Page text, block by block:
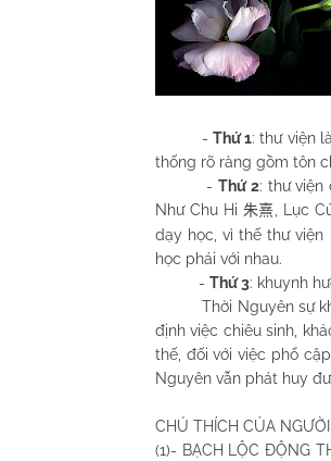
- Thứ 1: thư viện
thống rõ ràng gồm tôn
-Thứ 2: thư viện
Như Chu Hi 朱熹 , Lục
dạy học, vì thế thư
học phái với nhau.
- Thứ 3: khuynh
Thời Nguyên sự
định việc chiêu sinh,
thế, đối với việc phổ
Nguyên vẫn phát huy
CHÚ THÍCH CỦA NGƯỜI
(1)- BẠCH LỘC ĐỘNG